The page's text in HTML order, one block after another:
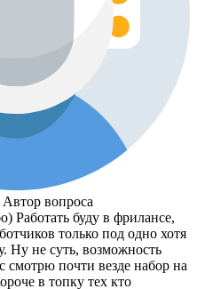
Автор вопроса
Работать буду в фрилансе,
только под одно хотя
Ну не суть, возможность
смотрю почти везде набор на
в топку тех кто